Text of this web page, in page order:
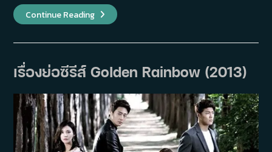
Continue Readingเรื่อง
ย่อ
(2013)
เรื่องย่อซีรีส์ Golden Rainbow (2013)